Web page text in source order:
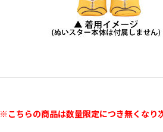
※こちらの商品は数量限定につき無くなり